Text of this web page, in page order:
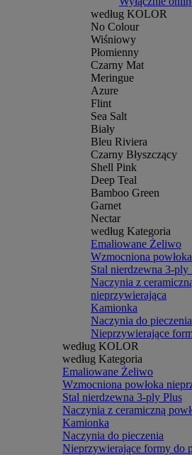
według KOLOR
No Colour
Wiśniowy
Płomienny
Czarny Mat
Meringue
Azure
Flint
Sea Salt
Biały
Bleu Riviera
Czarny Błyszczący
Shell Pink
Deep Teal
Bamboo Green
Garnet
Nectar
według Kategoria
Emaliowane Żeliwo
Wzmocniona
Stal nierdzewna 3-ply
Naczynia z
nieprzywierająca
Kamionka
Naczynia do pieczenia
Nieprzywierające
według KOLOR
według Kategoria
Emaliowane Żeliwo
Wzmocniona powłoka
Stal nierdzewna 3-ply Plus
Naczynia z ceramiczną
Kamionka
Naczynia do pieczenia
Nieprzywierające formy do